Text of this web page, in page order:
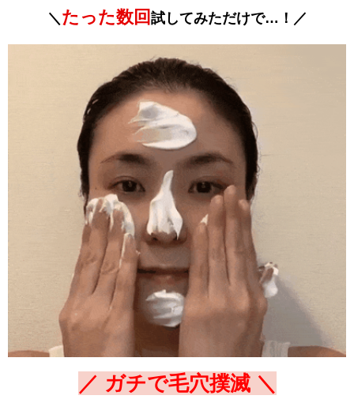
＼ たった数回 試してみただけで…！／
／ ガチで毛穴撲滅 ＼